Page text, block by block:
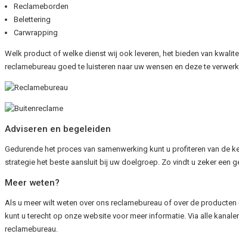
Reclameborden
Belettering
Carwrapping
Welk product of welke dienst wij ook leveren, het bieden van
reclamebureau goed te luisteren naar uw wensen en deze te
Adviseren en begeleiden
Gedurende het proces van samenwerking kunt u profiteren van de
strategie het beste aansluit bij uw doelgroep. Zo vindt u zeker een
Meer weten?
Als u meer wilt weten over ons reclamebureau of over de
kunt u terecht op onze website voor meer informatie. Via alle
reclamebureau.